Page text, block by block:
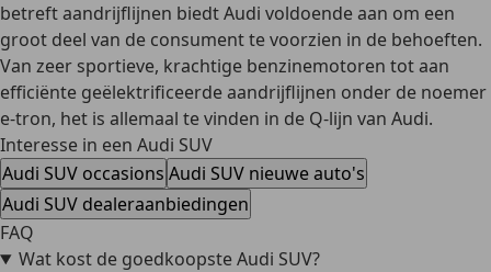
betreft aandrijflijnen biedt Audi voldoende aan om een
groot deel van de consument te voorzien in de behoeften.
Van zeer sportieve, krachtige benzinemotoren tot aan
efficiënte geëlektrificeerde aandrijflijnen onder de noemer
e-tron, het is allemaal te vinden in de Q-lijn van Audi.
Interesse in een Audi SUV
Audi SUV occasions Audi SUV nieuwe auto's
Audi SUV dealeraanbiedingen
FAQ
Wat kost de goedkoopste Audi SUV?